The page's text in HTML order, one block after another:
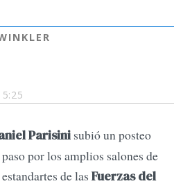
Parisini subió un posteo
por los amplios salones de
de las Fuerzas del